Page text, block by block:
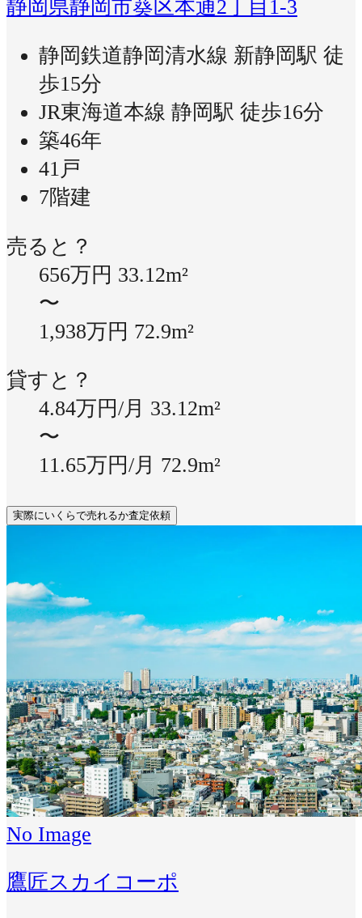
静岡県静岡市葵区本通2丁目1-3
静岡鉄道静岡清水線 新静岡駅 徒
歩15分
JR東海道本線 静岡駅 徒歩16分
築46年
41戸
7階建
売ると？
656万円 33.12m²
〜
1,938万円 72.9m²
貸すと？
4.84万円/月 33.12m²
〜
11.65万円/月 72.9m²
実際にいくらで売れるか査定依頼
No Image
鷹匠スカイコーポ